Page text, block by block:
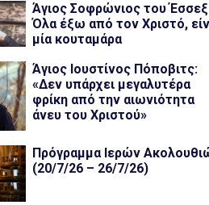
Άγιος Σοφρώνιος του
Όλα έξω από τον Χριστό,
μία κουταμάρα
Άγιος Ιουστίνος Πόποβιτς:
«Δεν υπάρχει μεγαλυτέρα
φρίκη από την αιωνιότητα
άνευ του Χριστού»
Πρόγραμμα Ιερών
(20/7/26 – 26/7/26)